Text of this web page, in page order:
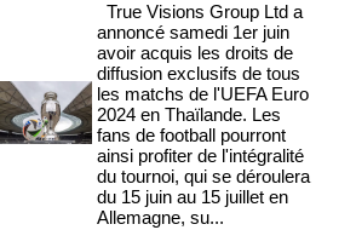
True Visions Group Ltd a
annoncé samedi 1er juin
avoir acquis les droits de
diffusion exclusifs de tous
les matchs de l'UEFA Euro
2024 en Thaïlande. Les
fans de football pourront
ainsi profiter de l'intégralité
du tournoi, qui se déroulera
du 15 juin au 15 juillet en
Allemagne, su...